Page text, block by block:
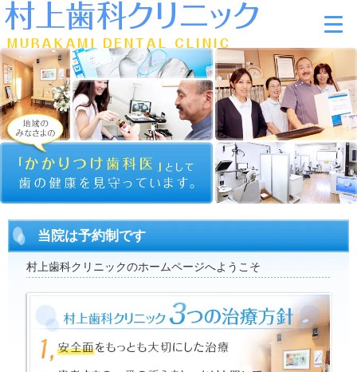
当院は予約制です
村上歯科クリニックのホームページへようこそ